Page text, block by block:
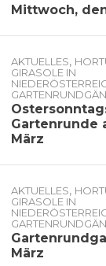
Mittwoch,
AKTUELLES,
GIRASOLE IN
Gartenrunde
März
AKTUELLES,
GIRASOLE IN
März